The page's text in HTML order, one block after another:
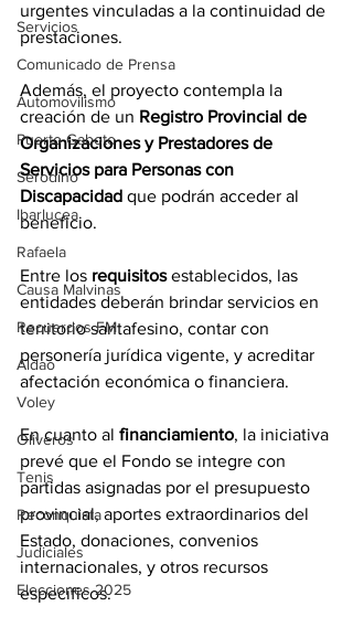
Servicios
Comunicado de Prensa
Automovilismo
Puerto Gaboto
Serodino
Ibarlucea
Rafaela
Causa Malvinas
Recuerdos FM
Aldao
Voley
Oliveros
Tenis
Reconquista
Judiciales
Elecciones 2025
urgentes vinculadas a la continuidad de
prestaciones.
Además, el proyecto contempla la
creación de un Registro Provincial de
Organizaciones y Prestadores de
Servicios para Personas con
Discapacidad que podrán acceder al
beneficio.
Entre los requisitos establecidos, las
entidades deberán brindar servicios en
territorio santafesino, contar con
personería jurídica vigente, y acreditar
afectación económica o financiera.
En cuanto al financiamiento, la iniciativa
prevé que el Fondo se integre con
partidas asignadas por el presupuesto
provincial, aportes extraordinarios del
Estado, donaciones, convenios
internacionales, y otros recursos
específicos.